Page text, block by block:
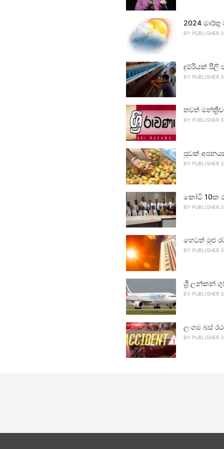
2024
BY PUBLISHER 3
දුම්රියක් පීලි
BY PUBLISHER 3
තවත්
BY PUBLISHER 3
පුවක්
BY PUBLISHER 3
කෝටි 10ක
BY PUBLISHER 3
හෙටත් මුළු
BY PUBLISHER 3
ශ්‍රී ලන්කන්
BY PUBLISHER 3
ලංගම බස්
BY PUBLISHER 3